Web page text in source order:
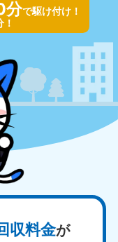
分で駆け付け！
収料金が